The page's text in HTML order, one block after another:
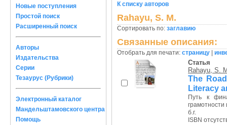
Новые поступления
Простой поиск
Расширенный поиск
Авторы
Издательства
Серии
Тезаурус (Рубрики)
Электронный каталог
Мандельштамовского центра
Помощь
К списку авторов
Rahayu, S. M.
Сортировать по: заглавию
Связанные описания:
Отобрать для печати: страницу
Статья
Rahayu, S.
The
Literacy
Путь к
грамотности
б.г.
ISBN